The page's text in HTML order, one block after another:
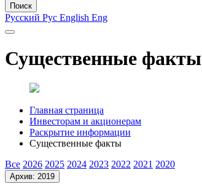
Поиск
Русский Рус English Eng
Существенные факты
Главная страница
Инвесторам и акционерам
Раскрытие информации
Существенные факты
Все 2026 2025 2024 2023 2022 2021 2020
Архив: 2019